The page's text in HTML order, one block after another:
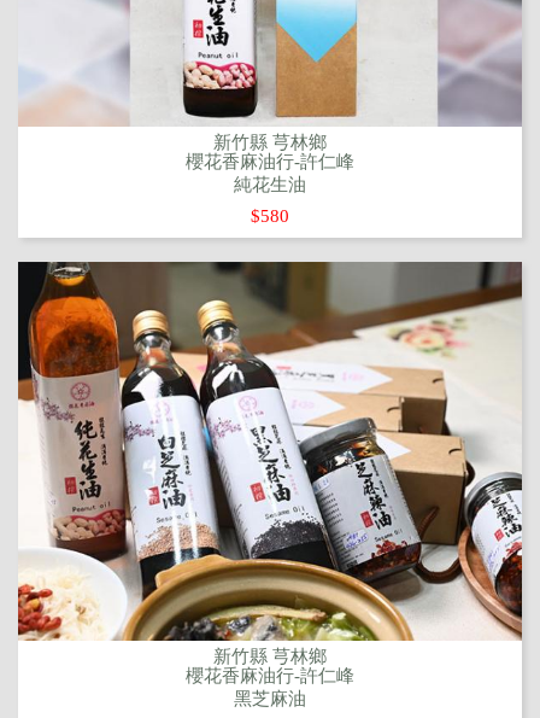
新竹縣 芎林鄉
櫻花香麻油行-許仁峰
純花生油
$580
新竹縣 芎林鄉
櫻花香麻油行-許仁峰
黑芝麻油